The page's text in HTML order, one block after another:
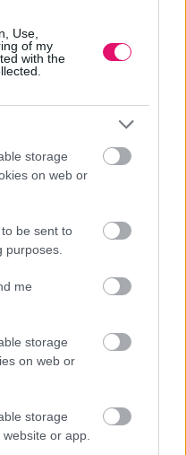
Use,
of my
with the
storage
on web or
be sent to
purposes.
me
storage
on web or
storage
or app.
hogy minden
a kezdő freelancertől a
a tervezési szakaszból
rájöttek, hogy például a
a mesterséges
a márkatörténet” -
úgy gyérítik a
a másikat
a szúnyoggyérítésről